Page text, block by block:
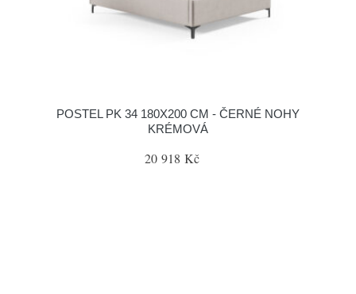
POSTEL PK 34 180X200 CM - ČERNÉ NOHY
KRÉMOVÁ
20 918 Kč